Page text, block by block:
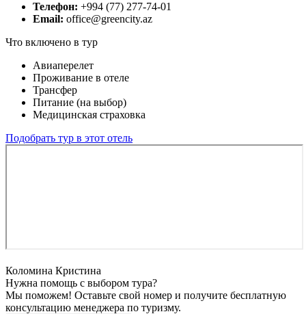
Телефон: +994 (77) 277-74-01
Email: office@greencity.az
Что включено в тур
Авиаперелет
Проживание в отеле
Трансфер
Питание (на выбор)
Медицинская страховка
Подобрать тур в этот отель
Коломина Кристина
Нужна помощь с выбором тура?
Мы поможем! Оставьте свой номер и получите бесплатную
консультацию менеджера по туризму.